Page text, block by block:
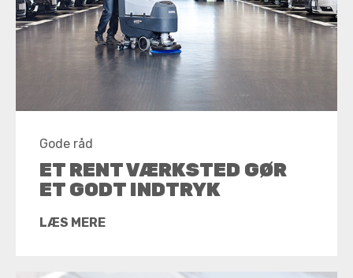
Gode råd
ET RENT VÆRKSTED GØR
ET GODT INDTRYK
LÆS MERE